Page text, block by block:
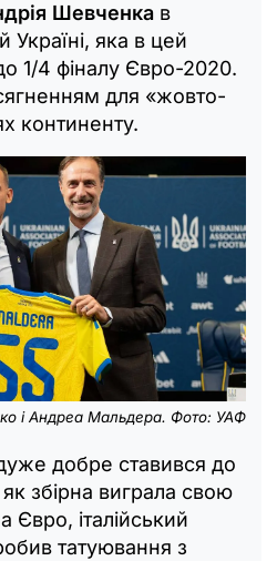
Шевченка в
Україні, яка в цей
1/4 фіналу Євро-2020.
для «жовто-
континенту.
і Андреа Мальдера. Фото: УАФ
добре ставився до
як збірна виграла свою
Євро, італійський
татуювання з